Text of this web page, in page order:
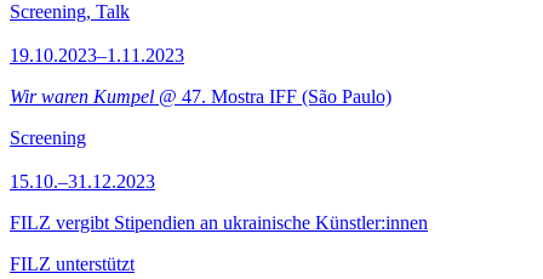
Screening, Talk
19.10.2023–1.11.2023
Wir waren Kumpel @ 47. Mostra IFF (São Paulo)
Screening
15.10.–31.12.2023
FILZ vergibt Stipendien an ukrainische Künstler:innen
FILZ unterstützt